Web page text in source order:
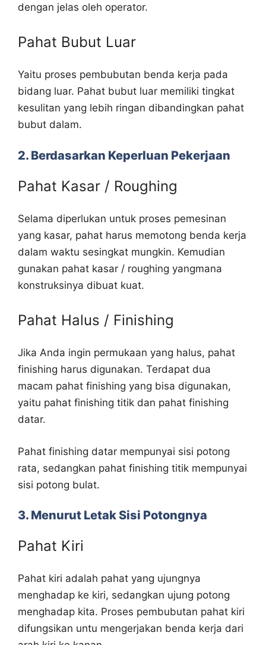
dengan jelas oleh operator.
Pahat Bubut Luar
Yaitu proses pembubutan benda kerja pada
bidang luar. Pahat bubut luar memiliki tingkat
kesulitan yang lebih ringan dibandingkan pahat
bubut dalam.
2. Berdasarkan Keperluan Pekerjaan
Pahat Kasar / Roughing
Selama diperlukan untuk proses pemesinan
yang kasar, pahat harus memotong benda kerja
dalam waktu sesingkat mungkin. Kemudian
gunakan pahat kasar / roughing yangmana
konstruksinya dibuat kuat.
Pahat Halus / Finishing
Jika Anda ingin permukaan yang halus, pahat
finishing harus digunakan. Terdapat dua
macam pahat finishing yang bisa digunakan,
yaitu pahat finishing titik dan pahat finishing
datar.
Pahat finishing datar mempunyai sisi potong
rata, sedangkan pahat finishing titik mempunyai
sisi potong bulat.
3. Menurut Letak Sisi Potongnya
Pahat Kiri
Pahat kiri adalah pahat yang ujungnya
menghadap ke kiri, sedangkan ujung potong
menghadap kita. Proses pembubutan pahat kiri
difungsikan untu mengerjakan benda kerja dari